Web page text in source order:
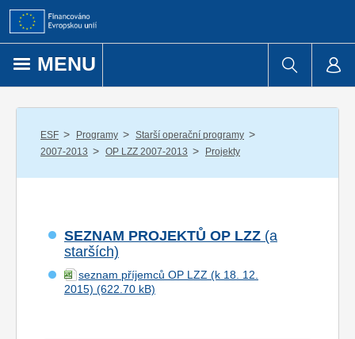
Přejít k obsahu
MENU
ESF / Programy / Starší operační programy /
2007-2013 / OP LZZ 2007-2013 / Projekty
SEZNAM PROJEKTŮ OP LZZ (a
starších)
seznam příjemců OP LZZ (k 18. 12.
2015)